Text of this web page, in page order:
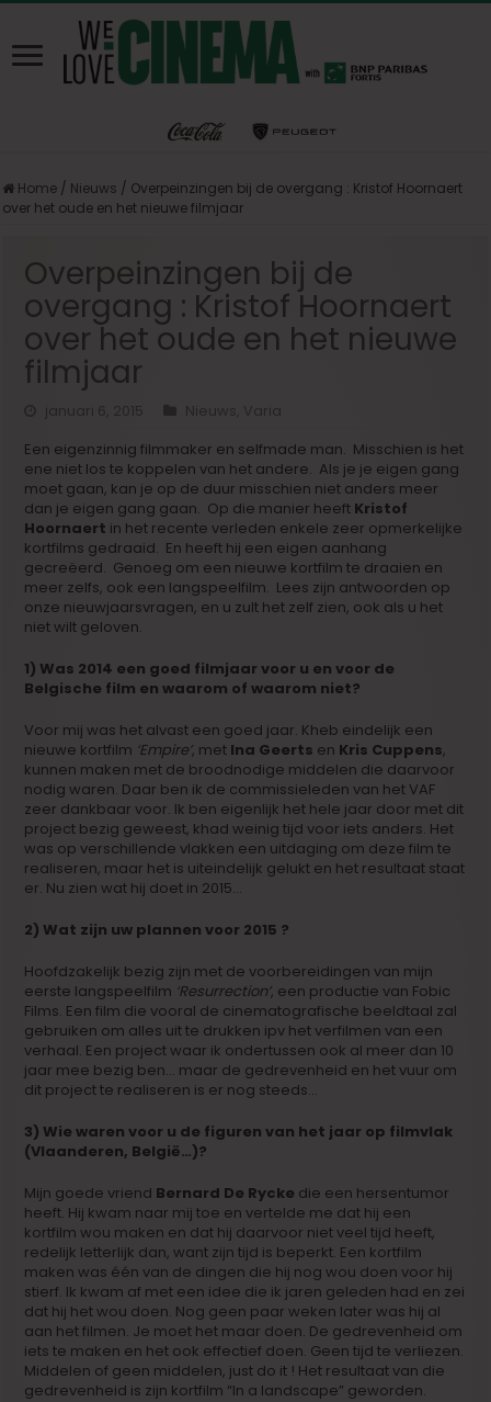
Home / Nieuws / Overpeinzingen bij de overgang : Kristof Hoornaert
over het oude en het nieuwe filmjaar
Overpeinzingen bij de
overgang : Kristof Hoornaert
over het oude en het nieuwe
filmjaar
januari 6, 2015 Nieuws
Varia
Een eigenzinnig filmmaker en selfmade man. Misschien is het
ene niet los te koppelen van het andere. Als je je eigen gang
moet gaan, kan je op de duur misschien niet anders meer
dan je eigen gang gaan. Op die manier heeft Kristof
Hoornaert in het recente verleden enkele zeer opmerkelijke
kortfilms gedraaid. En heeft hij een eigen aanhang
gecreëerd. Genoeg om een nieuwe kortfilm te draaien en
meer zelfs, ook een langspeelfilm. Lees zijn antwoorden op
onze nieuwjaarsvragen, en u zult het zelf zien, ook als u het
niet wilt geloven.
1) Was 2014 een goed filmjaar voor u en voor de
Belgische film en waarom of waarom niet?
Voor mij was het alvast een goed jaar. Kheb eindelijk een
nieuwe kortfilm ‘Empire’, met Ina Geerts en Kris Cuppens,
kunnen maken met de broodnodige middelen die daarvoor
nodig waren. Daar ben ik de commissieleden van het VAF
zeer dankbaar voor. Ik ben eigenlijk het hele jaar door met dit
project bezig geweest, khad weinig tijd voor iets anders. Het
was op verschillende vlakken een uitdaging om deze film te
realiseren, maar het is uiteindelijk gelukt en het resultaat staat
er. Nu zien wat hij doet in 2015…
2) Wat zijn uw plannen voor 2015 ?
Hoofdzakelijk bezig zijn met de voorbereidingen van mijn
eerste langspeelfilm ‘Resurrection’, een productie van Fobic
Films. Een film die vooral de cinematografische beeldtaal zal
gebruiken om alles uit te drukken ipv het verfilmen van een
verhaal. Een project waar ik ondertussen ook al meer dan 10
jaar mee bezig ben… maar de gedrevenheid en het vuur om
dit project te realiseren is er nog steeds…
3) Wie waren voor u de figuren van het jaar op filmvlak
(Vlaanderen, België…)?
Mijn goede vriend Bernard De Rycke die een hersentumor
heeft. Hij kwam naar mij toe en vertelde me dat hij een
kortfilm wou maken en dat hij daarvoor niet veel tijd heeft,
redelijk letterlijk dan, want zijn tijd is beperkt. Een kortfilm
maken was één van de dingen die hij nog wou doen voor hij
stierf. Ik kwam af met een idee die ik jaren geleden had en zei
dat hij het wou doen. Nog geen paar weken later was hij al
aan het filmen. Je moet het maar doen. De gedrevenheid om
iets te maken en het ook effectief doen. Geen tijd te verliezen.
Middelen of geen middelen, just do it ! Het resultaat van die
gedrevenheid is zijn kortfilm “In a landscape” geworden.